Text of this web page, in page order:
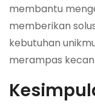
membantu
memberikan
kebutuhan
merampas